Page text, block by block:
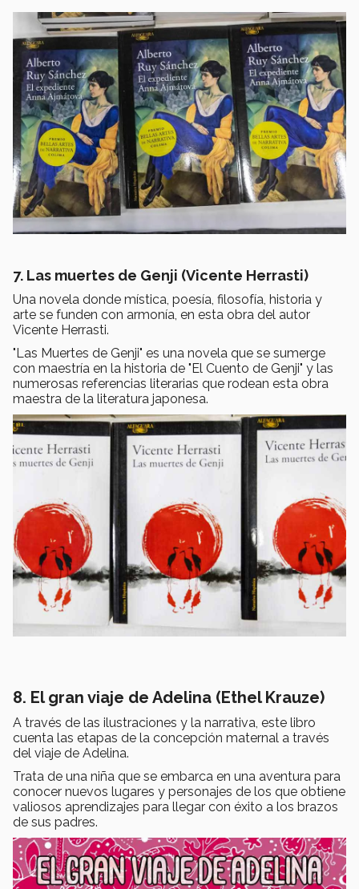
7. Las muertes de Genji (Vicente Herrasti)
Una novela donde mística, poesía, filosofía, historia y
arte se funden con armonía, en esta obra del autor
Vicente Herrasti.
"Las Muertes de Genji" es una novela que se sumerge
con maestría en la historia de "El Cuento de Genji" y las
numerosas referencias literarias que rodean esta obra
maestra de la literatura japonesa.
8. El gran viaje de Adelina (Ethel Krauze)
A través de las ilustraciones y la narrativa, este libro
cuenta las etapas de la concepción maternal a través
del viaje de Adelina.
Trata de una niña que se embarca en una aventura para
conocer nuevos lugares y personajes de los que obtiene
valiosos aprendizajes para llegar con éxito a los brazos
de sus padres.